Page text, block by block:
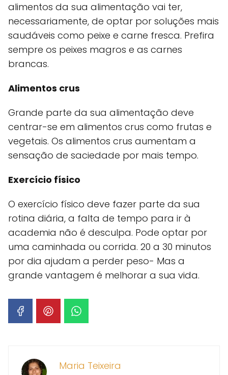
alimentos da sua alimentação vai ter,
necessariamente, de optar por soluções mais
saudáveis como peixe e carne fresca. Prefira
sempre os peixes magros e as carnes
brancas.
Alimentos crus
Grande parte da sua alimentação deve
centrar-se em alimentos crus como frutas e
vegetais. Os alimentos crus aumentam a
sensação de saciedade por mais tempo.
Exercício físico
O exercício físico deve fazer parte da sua
rotina diária, a falta de tempo para ir à
academia não é desculpa. Pode optar por
uma caminhada ou corrida. 20 a 30 minutos
por dia ajudam a perder peso- Mas a
grande vantagem é melhorar a sua vida.
Maria Teixeira